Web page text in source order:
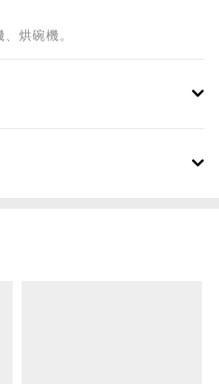
烘碗機。